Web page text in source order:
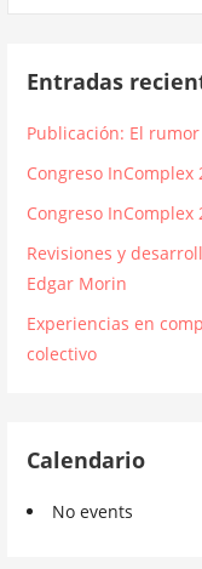
Entradas
Publicación: El
Congreso InComplex
Congreso
Revisiones y
Edgar Morin
Experiencias en
colectivo
Calendario
No events